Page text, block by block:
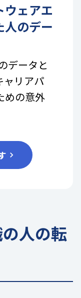
ウェアエ
人のデー
データと
ャリアパ
めの意外
人の転